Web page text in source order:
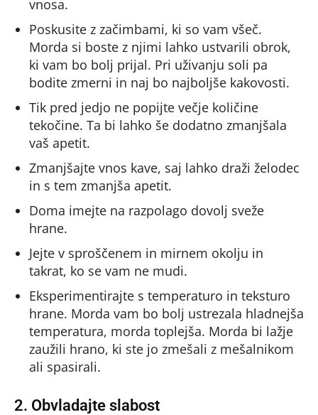
vnosa.
Poskusite z začimbami, ki so vam všeč.
Morda si boste z njimi lahko ustvarili obrok,
ki vam bo bolj prijal. Pri uživanju soli pa
bodite zmerni in naj bo najboljše kakovosti.
Tik pred jedjo ne popijte večje količine
tekočine. Ta bi lahko še dodatno zmanjšala
vaš apetit.
Zmanjšajte vnos kave, saj lahko draži želodec
in s tem zmanjša apetit.
Doma imejte na razpolago dovolj sveže
hrane.
Jejte v sproščenem in mirnem okolju in
takrat, ko se vam ne mudi.
Eksperimentirajte s temperaturo in teksturo
hrane. Morda vam bo bolj ustrezala hladnejša
temperatura, morda toplejša. Morda bi lažje
zaužili hrano, ki ste jo zmešali z mešalnikom
ali spasirali.
2. Obvladajte slabost